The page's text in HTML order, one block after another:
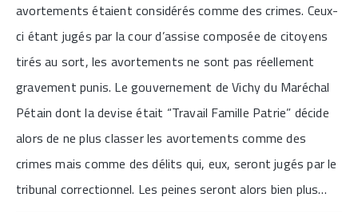
avortements étaient considérés comme des crimes. Ceux-
ci étant jugés par la cour d’assise composée de citoyens
tirés au sort, les avortements ne sont pas réellement
gravement punis. Le gouvernement de Vichy du Maréchal
Pétain dont la devise était “Travail Famille Patrie” décide
alors de ne plus classer les avortements comme des
crimes mais comme des délits qui, eux, seront jugés par le
tribunal correctionnel. Les peines seront alors bien plus…